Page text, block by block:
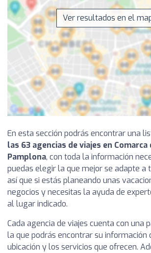
Ver resultados en el
En esta sección podrás encontrar una
las 63 agencias de viajes en Comarca
Pamplona, con toda la información
puedas elegir la que mejor se adapte a
así que si estás planeando unas
negocios y necesitas la ayuda de
al lugar indicado.
Cada agencia de viajes cuenta con una
la que podrás encontrar su información
ubicación y los servicios que ofrecen.